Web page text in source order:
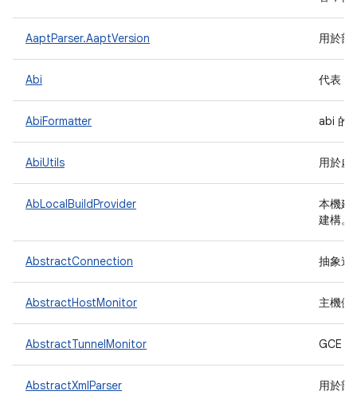
AaptParser.AaptVersion 用於剖
Abi 代表
AbiFormatter abi 的
AbiUtils 用於處
AbLocalBuildProvider
本機建
建構。
AbstractConnection 抽象連
AbstractHostMonitor 主機健
AbstractTunnelMonitor GCE
AbstractXmlParser 用於剖